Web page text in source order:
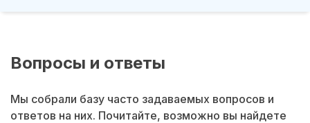
Вопросы и ответы
Мы собрали базу часто задаваемых вопросов и
ответов на них. Почитайте, возможно вы найдете